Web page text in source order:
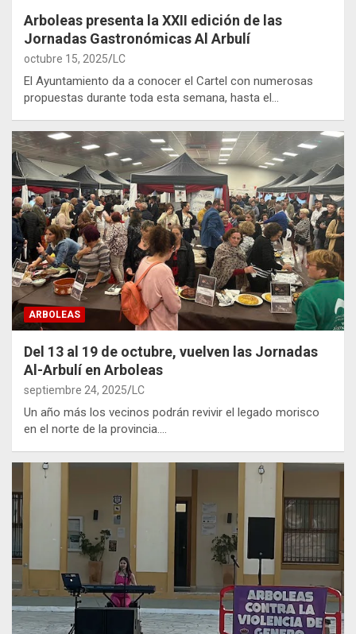
Arboleas presenta la XXII edición de las
Jornadas Gastronómicas Al Arbulí
octubre 15, 2025 LC
El Ayuntamiento da a conocer el Cartel con numerosas
propuestas durante toda esta semana, hasta el…
ARBOLEAS
Del 13 al 19 de octubre, vuelven las Jornadas
Al-Arbulí en Arboleas
septiembre 24, 2025 LC
Un año más los vecinos podrán revivir el legado morisco
en el norte de la provincia.…